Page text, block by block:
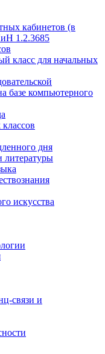
кабинетов (в
1.2.3685
класс для начальных
базе компьютерного
дня
литературы
искусства
связи и